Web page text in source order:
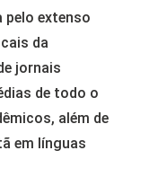
pelo extenso
da
jornais
de todo o
além de
em línguas